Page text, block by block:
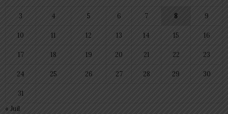
3 4 5 6 7 8 9
10 11 12 13 14 15 16
17 18 19 20 21 22 23
24 25 26 27 28 29 30
31
« Juil